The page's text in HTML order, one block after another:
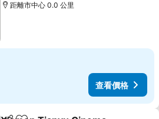
距離市中心 0.0 公里
查看價格